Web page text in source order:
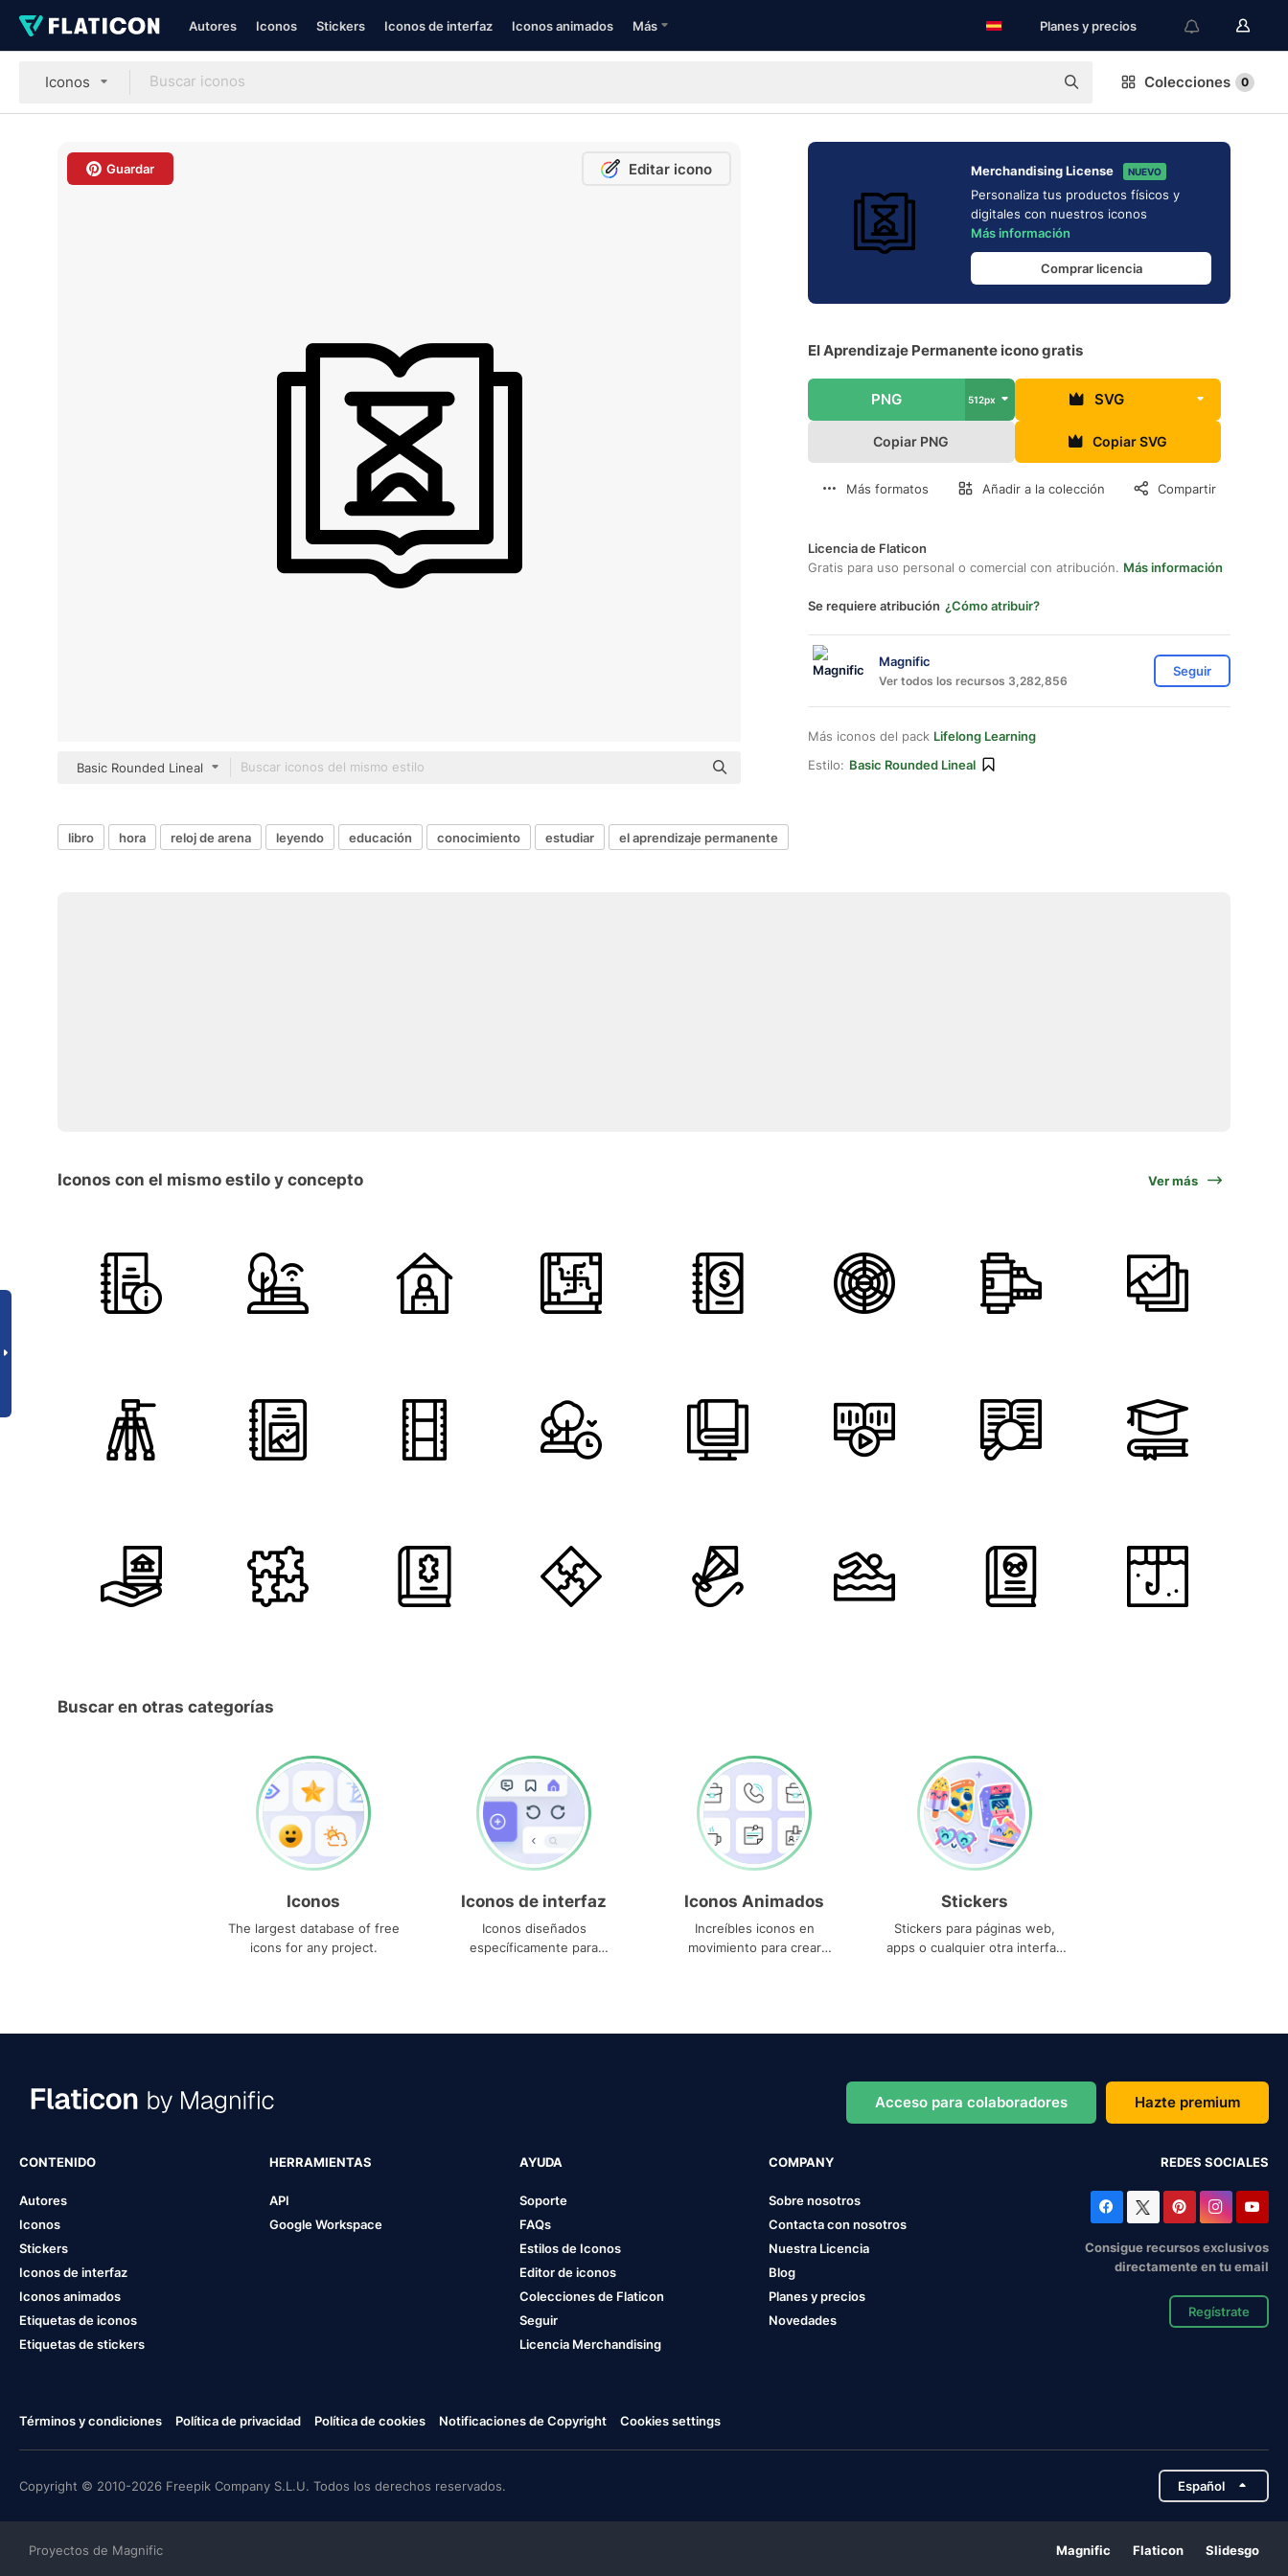
Autores Iconos Stickers Iconos de interfaz Iconos animados Más Planes y precios
Iconos Colecciones 0
Guardar Editar icono
Basic Rounded Lineal
Merchandising License NUEVO
Personaliza tus productos físicos y
digitales con nuestros iconos
Más información
Comprar licencia
El Aprendizaje Permanente icono gratis
PNG 512px SVG
Copiar PNG Copiar SVG
Más formatos Añadir a la colección Compartir
Licencia de Flaticon
Gratis para uso personal o comercial con atribución. Más información
Se requiere atribución ¿Cómo atribuir?
Magnific
Ver todos los recursos 3,282,856
Seguir
Más iconos del pack Lifelong Learning
Estilo: Basic Rounded Lineal
libro hora reloj de arena leyendo educación conocimiento estudiar el aprendizaje permanente
Iconos con el mismo estilo y concepto Ver más
Buscar en otras categorías
Iconos
The largest database of free
icons for any project.
Iconos de interfaz
Iconos diseñados
específicamente para
Iconos Animados
Increíbles iconos en
movimiento para crear
Stickers
Stickers para páginas web,
apps o cualquier otra interfaz
Acceso para colaboradores Hazte premium
CONTENIDO
Autores
Iconos
Stickers
Iconos de interfaz
Iconos animados
Etiquetas de iconos
Etiquetas de stickers
HERRAMIENTAS
API
Google Workspace
AYUDA
Soporte
FAQs
Estilos de Iconos
Editor de iconos
Colecciones de Flaticon
Seguir
Licencia Merchandising
COMPANY
Sobre nosotros
Contacta con nosotros
Nuestra Licencia
Blog
Planes y precios
Novedades
REDES SOCIALES
Consigue recursos exclusivos
directamente en tu email
Regístrate
Términos y condiciones Política de privacidad Política de cookies Notificaciones de Copyright Cookies settings
Copyright © 2010-2026 Freepik Company S.L.U. Todos los derechos reservados. Español
Proyectos de Magnific Magnific Flaticon Slidesgo